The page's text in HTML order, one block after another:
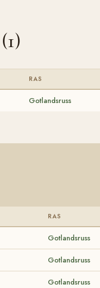
RAS
Gotlandsruss
RAS
Gotlandsruss
Gotlandsruss
Gotlandsruss